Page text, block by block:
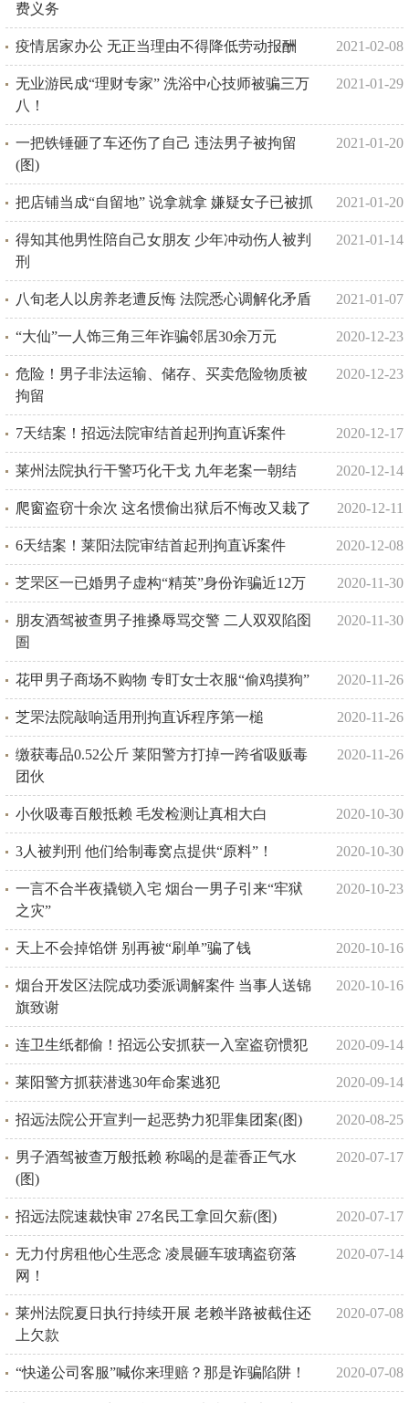
费义务
疫情居家办公 无正当理由不得降低劳动报酬 2021-02-08
无业游民成“理财专家” 洗浴中心技师被骗三万
八！
2021-01-29
一把铁锤砸了车还伤了自己 违法男子被拘留
(图)
2021-01-20
把店铺当成“自留地” 说拿就拿 嫌疑女子已被抓 2021-01-20
得知其他男性陪自己女朋友 少年冲动伤人被判
刑
2021-01-14
八旬老人以房养老遭反悔 法院悉心调解化矛盾 2021-01-07
“大仙”一人饰三角三年诈骗邻居30余万元 2020-12-23
危险！男子非法运输、储存、买卖危险物质被
拘留
2020-12-23
7天结案！招远法院审结首起刑拘直诉案件 2020-12-17
莱州法院执行干警巧化干戈 九年老案一朝结 2020-12-14
爬窗盗窃十余次 这名惯偷出狱后不悔改又栽了 2020-12-11
6天结案！莱阳法院审结首起刑拘直诉案件 2020-12-08
芝罘区一已婚男子虚构“精英”身份诈骗近12万 2020-11-30
朋友酒驾被查男子推搡辱骂交警 二人双双陷囹
圄
2020-11-30
花甲男子商场不购物 专盯女士衣服“偷鸡摸狗” 2020-11-26
芝罘法院敲响适用刑拘直诉程序第一槌 2020-11-26
缴获毒品0.52公斤 莱阳警方打掉一跨省吸贩毒
团伙
2020-11-26
小伙吸毒百般抵赖 毛发检测让真相大白 2020-10-30
3人被判刑 他们给制毒窝点提供“原料”！ 2020-10-30
一言不合半夜撬锁入宅 烟台一男子引来“牢狱
之灾”
2020-10-23
天上不会掉馅饼 别再被“刷单”骗了钱 2020-10-16
烟台开发区法院成功委派调解案件 当事人送锦
旗致谢
2020-10-16
连卫生纸都偷！招远公安抓获一入室盗窃惯犯 2020-09-14
莱阳警方抓获潜逃30年命案逃犯 2020-09-14
招远法院公开宣判一起恶势力犯罪集团案(图) 2020-08-25
男子酒驾被查万般抵赖 称喝的是藿香正气水
(图)
2020-07-17
招远法院速裁快审 27名民工拿回欠薪(图) 2020-07-17
无力付房租他心生恶念 凌晨砸车玻璃盗窃落
网！
2020-07-14
莱州法院夏日执行持续开展 老赖半路被截住还
上欠款
2020-07-08
“快递公司客服”喊你来理赔？那是诈骗陷阱！ 2020-07-08